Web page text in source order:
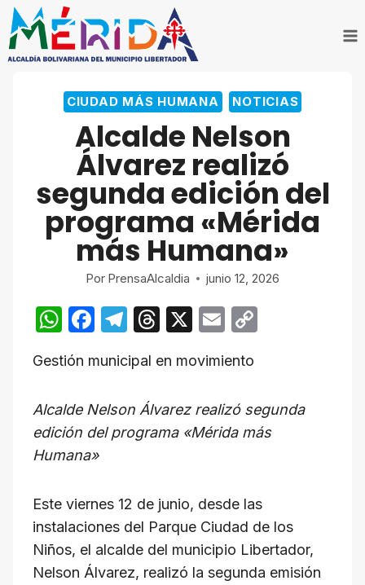
Saltar
contenido
CIUDAD MÁS HUMANA NOTICIAS
Alcalde Nelson
Álvarez realizó
segunda edición del
programa «Mérida
más Humana»
Por PrensaAlcaldia junio 12, 2026
W
at
s
A
p
F
c
e
b
o
k
T
e
gr
a
m
T
e
d
s
X
E
ail
Li
n
Gestión municipal en movimiento
Alcalde Nelson Álvarez realizó segunda
edición del programa «Mérida más
Humana»
Este viernes 12 de junio, desde las
instalaciones del Parque Ciudad de los
Niños, el alcalde del municipio Libertador,
Nelson Álvarez, realizó la segunda emisión